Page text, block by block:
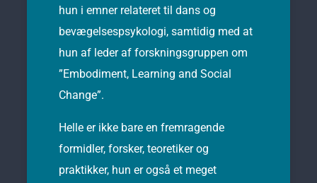
hun i emner relateret til dans og
bevægelsespsykologi, samtidig med at
hun af leder af forskningsgruppen om
”Embodiment, Learning and Social
Change”.
Helle er ikke bare en fremragende
formidler, forsker, teoretiker og
praktikker, hun er også et meget